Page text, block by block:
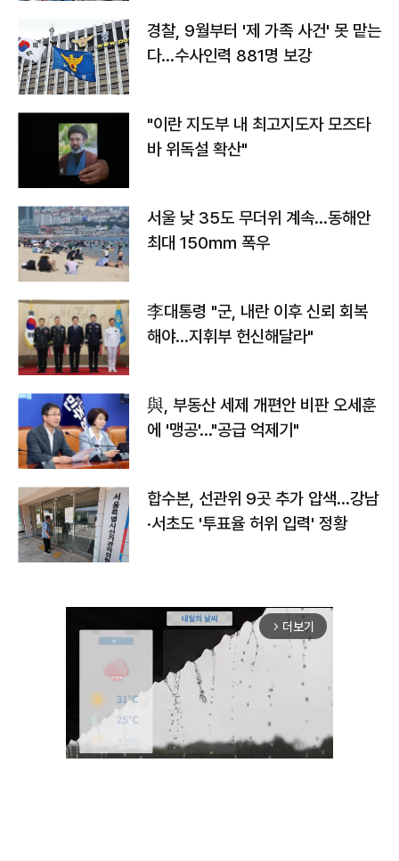
경찰, 9월부터 '제 가족 사건' 못 맡는
다…수사인력 881명 보강
"이란 지도부 내 최고지도자 모즈타
바 위독설 확산"
서울 낮 35도 무더위 계속…동해안
최대 150㎜ 폭우
李대통령 "군, 내란 이후 신뢰 회복
해야…지휘부 헌신해달라"
與, 부동산 세제 개편안 비판 오세훈
에 '맹공'…"공급 억제기"
합수본, 선관위 9곳 추가 압색…강남
·서초도 '투표율 허위 입력' 정황
arrow_forward_ios 더보기